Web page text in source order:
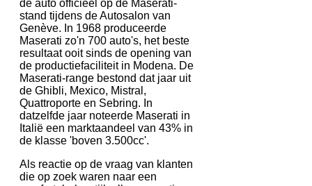
de auto officieel op de Maserati-
stand tijdens de Autosalon van
Genève. In 1968 produceerde
Maserati zo'n 700 auto's, het beste
resultaat ooit sinds de opening van
de productiefaciliteit in Modena. De
Maserati-range bestond dat jaar uit
de Ghibli, Mexico, Mistral,
Quattroporte en Sebring. In
datzelfde jaar noteerde Maserati in
Italië een marktaandeel van 43% in
de klasse 'boven 3.500cc'.
Als reactie op de vraag van klanten
die op zoek waren naar een